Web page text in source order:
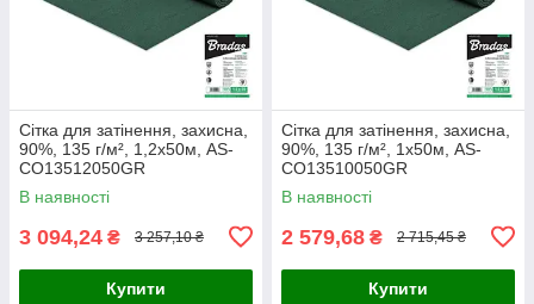
Сітка для затінення, захисна,
90%, 135 г/м², 1,2х50м, AS-
CO13512050GR
В наявності
3 094,24 ₴ 3 257,10 ₴
Купити
Сітка для затінення, захисна,
90%, 135 г/м², 1х50м, AS-
CO13510050GR
В наявності
2 579,68 ₴ 2 715,45 ₴
Купити